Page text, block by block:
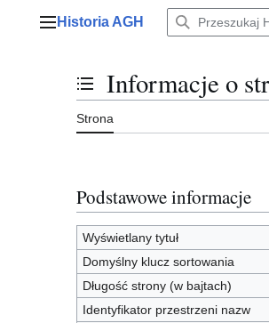
Menu główne
Historia AGH
Przełącz stan spisu treści
Informacje o
Strona
Podstawowe informacje
Wyświetlany tytuł
Domyślny klucz sortowania
Długość strony (w bajtach)
Identyfikator przestrzeni nazw